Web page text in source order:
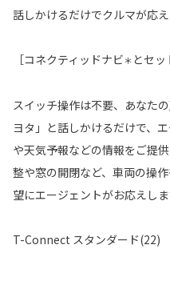
話しかけるだけでクルマが応え
［コネクティッドナビ＊ とセッ
スイッチ操作は不要、あなた
ヨタ」と話しかけるだけで、
や天気予報などの情報をご提
整や窓の開閉など、車両の操
望にエージェントがお応えしま
T-Connect スタンダード(22)